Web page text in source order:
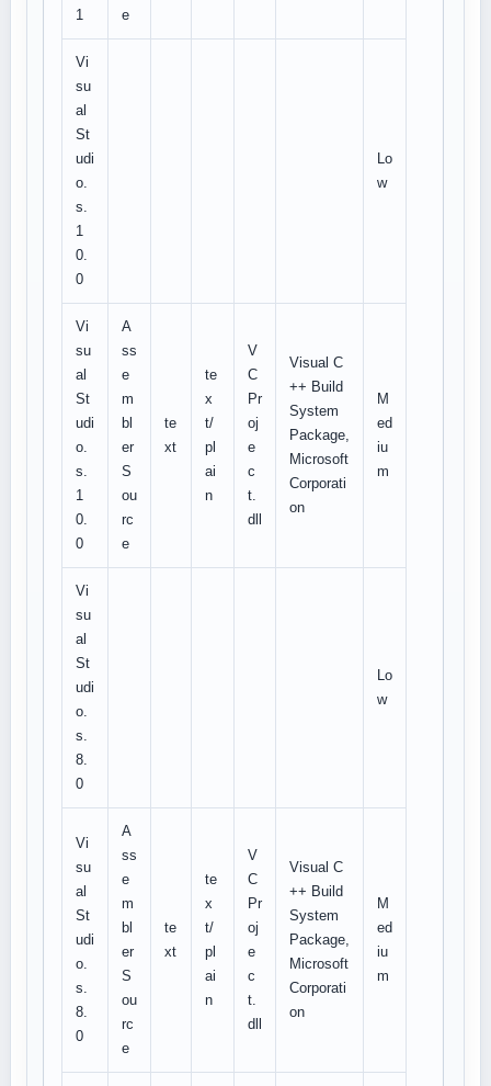
1
e
Vi
su
al
St
udi
o.
s.
1
0.
0
Lo
w
Vi
su
al
St
udi
o.
s.
1
0.
0
A
ss
e
m
bl
er
S
ou
rc
e
te
xt
te
x
t/
pl
ai
n
V
C
Pr
oj
e
c
t.
dll
Visual C
++ Build
System
Package,
Microsoft
Corporati
on
M
ed
iu
m
Vi
su
al
St
udi
o.
s.
8.
0
Lo
w
Vi
su
al
St
udi
o.
s.
8.
0
A
ss
e
m
bl
er
S
ou
rc
e
te
xt
te
x
t/
pl
ai
n
V
C
Pr
oj
e
c
t.
dll
Visual C
++ Build
System
Package,
Microsoft
Corporati
on
M
ed
iu
m